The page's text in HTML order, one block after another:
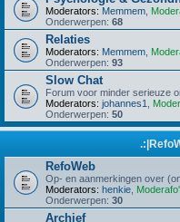
Moderators: Memmem
Onderwerpen: 68
Relaties
Moderators: Memmem
Onderwerpen: 93
Slow Chat
Forum voor minder serieuze
Moderators: johannes1
Onderwerpen: 50
RefoWeb
Op- en aanmerkingen over
Moderators: henkie
Onderwerpen: 30
Archief